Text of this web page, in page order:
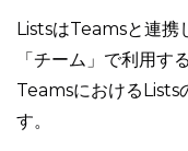
ListsはTeamsと連携
「チーム」で利用す
TeamsにおけるLists
す。